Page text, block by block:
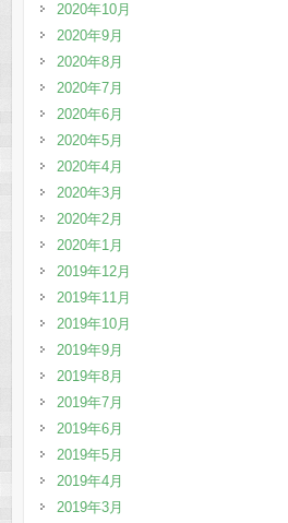
2020年10月
2020年9月
2020年8月
2020年7月
2020年6月
2020年5月
2020年4月
2020年3月
2020年2月
2020年1月
2019年12月
2019年11月
2019年10月
2019年9月
2019年8月
2019年7月
2019年6月
2019年5月
2019年4月
2019年3月